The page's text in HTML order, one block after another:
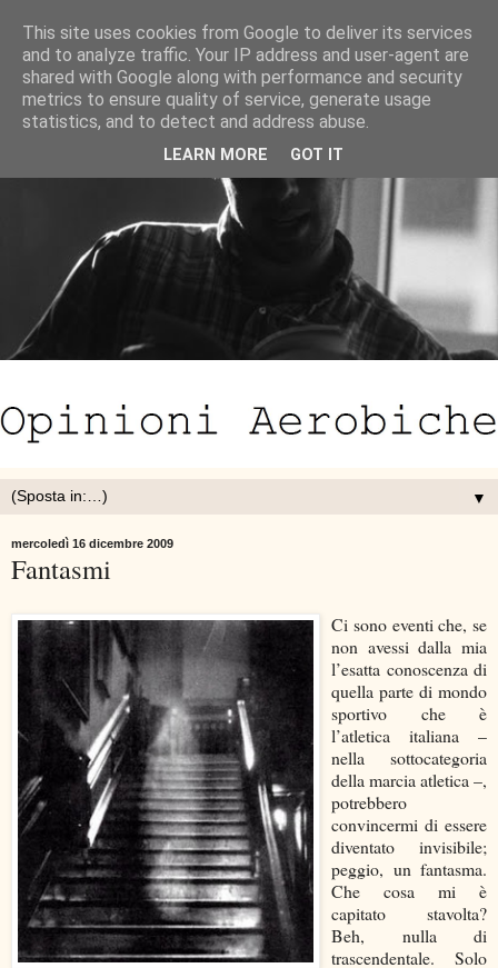
▼
mercoledì 16 dicembre 2009
Fantasmi
Ci sono eventi che, se
non avessi dalla mia
l’esatta conoscenza di
quella parte di mondo
sportivo che è
l’atletica italiana –
nella sottocategoria
della marcia atletica –,
potrebbero
convincermi di essere
diventato invisibile;
peggio, un fantasma.
Che cosa mi è
capitato stavolta?
Beh, nulla di
trascendentale. Solo
This site uses cookies from Google to deliver its services
and to analyze traffic. Your IP address and user-agent are
shared with Google along with performance and security
metrics to ensure quality of service, generate usage
statistics, and to detect and address abuse.
LEARN MORE GOT IT